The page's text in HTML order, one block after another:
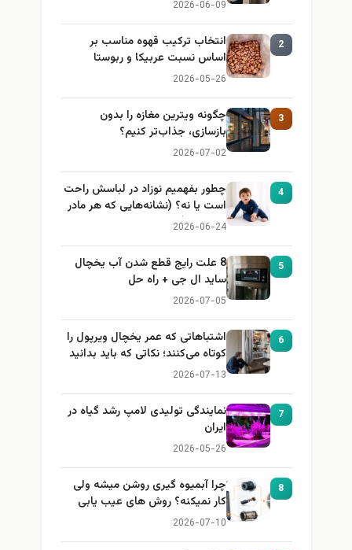
2026-06-09
2
انتخاب ترکیب قهوه مناسب بر
اساس نسبت عربیکا و ربوستا
2026-05-26
3
چگونه ویترین مغازه را بدون
بازسازی، جذاب‌تر کنیم؟
2026-07-02
4
چطور بفهمیم نوزاد در لباسش راحت
است یا نه؟ (نشانه‌هایی که هر مادر
باید بداند)
2026-06-24
5
8 علت رایج قطع شدن آب یخچال
ساید ال جی + راه حل
2026-07-05
6
اشتباهاتی که عمر یخچال ویرپول را
کوتاه می‌کنند؛ نکاتی که باید بدانید
2026-07-13
7
نمایندگی تولیدی لامپ رشد گیاه در
ایران
2026-05-26
8
چرا آبمیوه گیری روشن میشه ولی
کار نمیکنه؟ روش های عیب یابی
2026-07-10